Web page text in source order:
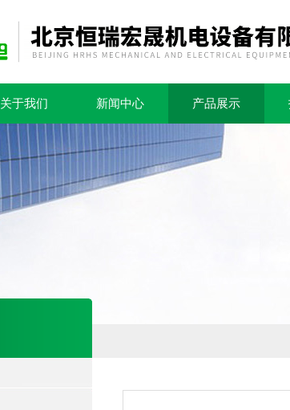
关于我们 新闻中心 产品展示